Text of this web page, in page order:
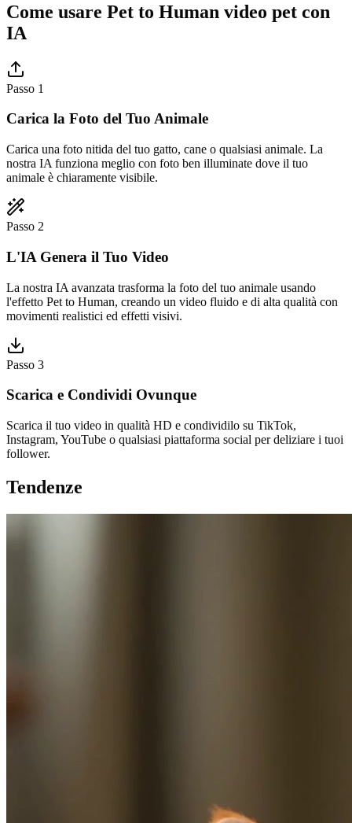
Come usare Pet to Human video pet con
IA
Passo 1
Carica la Foto del Tuo Animale
Carica una foto nitida del tuo gatto, cane o qualsiasi animale. La
nostra IA funziona meglio con foto ben illuminate dove il tuo
animale è chiaramente visibile.
Passo 2
L'IA Genera il Tuo Video
La nostra IA avanzata trasforma la foto del tuo animale usando
l'effetto Pet to Human, creando un video fluido e di alta qualità con
movimenti realistici ed effetti visivi.
Passo 3
Scarica e Condividi Ovunque
Scarica il tuo video in qualità HD e condividilo su TikTok,
Instagram, YouTube o qualsiasi piattaforma social per deliziare i tuoi
follower.
Tendenze